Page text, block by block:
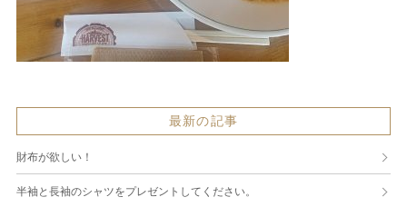
最新の記事
財布が欲しい！
半袖と長袖のシャツをプレゼントしてください。